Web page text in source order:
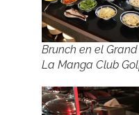
Brunch en el
La Manga Club